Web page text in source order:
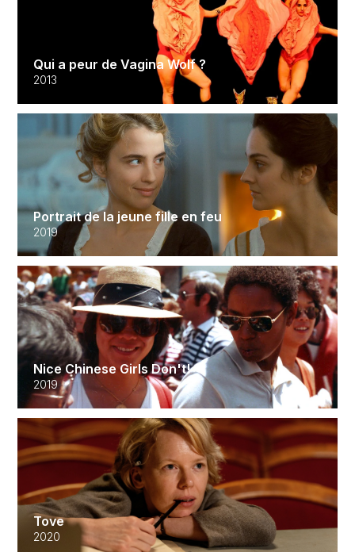
Qui a peur de Vagina Wolf ?
2013
Portrait de la jeune fille en feu
2019
Nice Chinese Girls Don't!
2019
Tove
2020